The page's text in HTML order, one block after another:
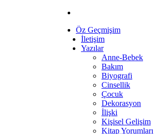
Öz Geçmişim
İletişim
Yazılar
Anne-Bebek
Bakım
Biyografi
Cinsellik
Çocuk
Dekorasyon
İlişki
Kişisel Gelişim
Kitap Yorumları